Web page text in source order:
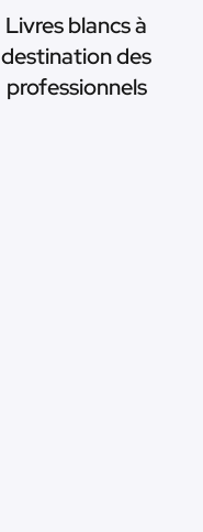
Livres blancs à
destination des
professionnels